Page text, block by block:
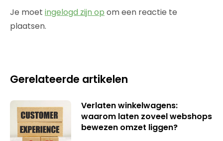
Je moet ingelogd zijn op om een reactie te
plaatsen.
Gerelateerde artikelen
Verlaten winkelwagens:
waarom laten zoveel webshops
bewezen omzet liggen?